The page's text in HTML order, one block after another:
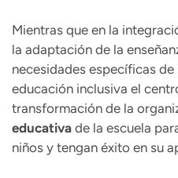
Mientras que en la
la adaptación de la
necesidades específicas de
educación inclusiva el
transformación de la
educativa de la escuela
niños y tengan éxito en su